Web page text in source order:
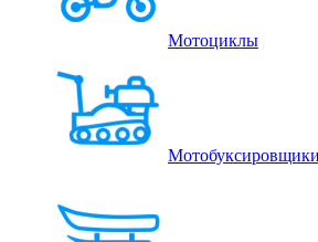
Мотоциклы
Мотобуксировщики